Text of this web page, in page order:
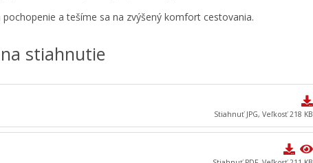
pochopenie a tešíme sa na zvýšený komfort cestovania.
stiahnutie
Stiahnuť JPG, Veľkosť 218 KB